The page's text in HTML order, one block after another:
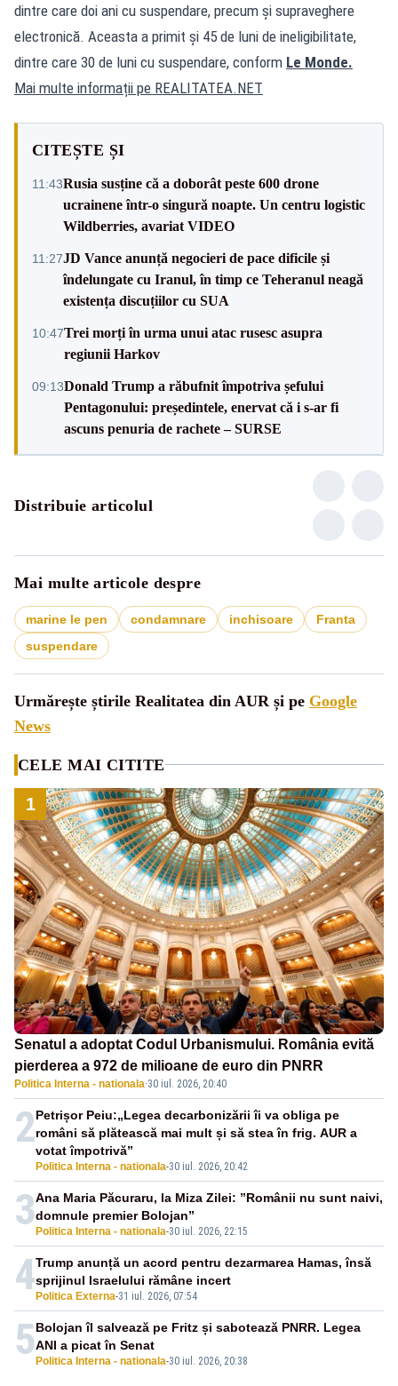
dintre care doi ani cu suspendare, precum și supraveghere
electronică. Aceasta a primit și 45 de luni de ineligibilitate,
dintre care 30 de luni cu suspendare, conform Le Monde.
Mai multe informații pe REALITATEA.NET
CITEȘTE ȘI
11:43Rusia susține că a doborât peste 600 drone
ucrainene într-o singură noapte. Un centru logistic
Wildberries, avariat VIDEO
11:27JD Vance anunță negocieri de pace dificile și
îndelungate cu Iranul, în timp ce Teheranul neagă
existența discuțiilor cu SUA
10:47Trei morți în urma unui atac rusesc asupra
regiunii Harkov
09:13Donald Trump a răbufnit împotriva șefului
Pentagonului: președintele, enervat că i s-ar fi
ascuns penuria de rachete – SURSE
Distribuie articolul
Mai multe articole despre
marine le pen condamnare inchisoare
Franta
suspendare
Urmărește știrile Realitatea din AUR și pe Google
News
CELE MAI CITITE
1
Senatul a adoptat Codul Urbanismului. România evită
pierderea a 972 de milioane de euro din PNRR
Politica Interna - nationala·30 iul. 2026, 20:40
2
Politica Interna - nationala-30 iul. 2026, 20:42
Petrișor Peiu:„Legea decarbonizării îi va obliga pe
români să plătească mai mult și să stea în frig. AUR a
votat împotrivă”
3 Politica Interna - nationala-30 iul. 2026, 22:15
Ana Maria Păcuraru, la Miza Zilei: ”Românii nu sunt naivi,
domnule premier Bolojan”
4 Politica Externa-31 iul. 2026, 07:54
Trump anunță un acord pentru dezarmarea Hamas, însă
sprijinul Israelului rămâne incert
5 Politica Interna - nationala-30 iul. 2026, 20:38
Bolojan îl salvează pe Fritz și sabotează PNRR. Legea
ANI a picat în Senat